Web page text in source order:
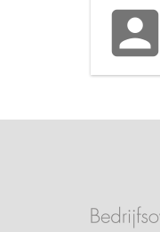
account_box